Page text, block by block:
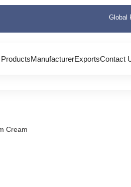
Global
ManufacturerExportsContact
Cream